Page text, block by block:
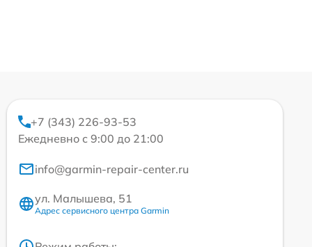
+7 (343) 226-93-53
Ежедневно с 9:00 до 21:00
info@garmin-repair-center.ru
ул. Малышева, 51
Адрес сервисного центра Garmin